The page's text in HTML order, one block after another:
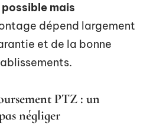
mais
dépend largement
et de la bonne
PTZ : un
négliger